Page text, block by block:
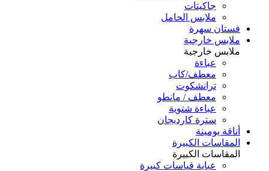
جاكيتات
ملابس الحامل
فستان سهرة
ملابس خارجية
ملابس خارجية
عباءة
معطف/كاب
ترانشكوت
معطف / مانطو
عباءة شتوية
سترة كارديجان
أناقة يومينة
المقاسات الكبيرة
المقاسات الكبيرة
عباية قياسات كبيرة